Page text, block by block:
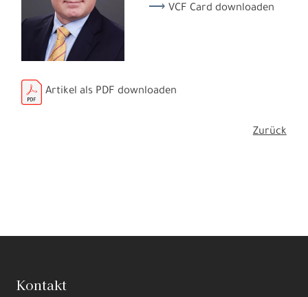
VCF Card downloaden
Artikel als PDF downloaden
Zurück
Kontakt